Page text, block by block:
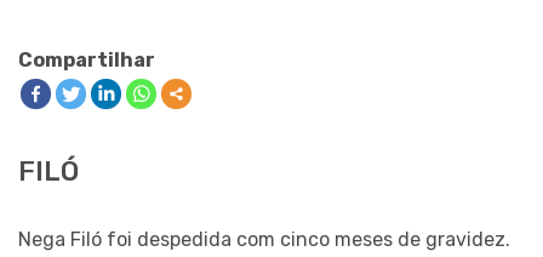
Compartilhar
FILÓ
Nega Filó foi despedida com cinco meses de gravidez.